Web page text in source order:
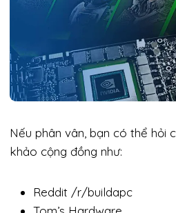
Nếu phân vân, bạn có thể hỏi
khảo cộng đồng như:
Reddit /r/buildapc